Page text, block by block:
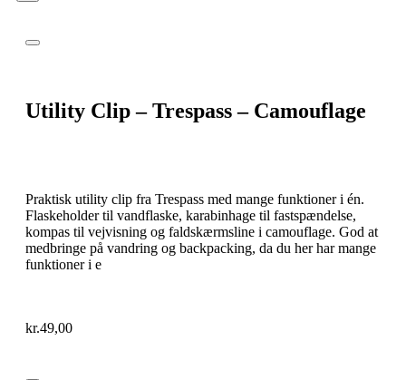
Utility Clip – Trespass – Camouflage
Praktisk utility clip fra Trespass med mange funktioner i én.
Flaskeholder til vandflaske, karabinhage til fastspændelse,
kompas til vejvisning og faldskærmsline i camouflage. God at
medbringe på vandring og backpacking, da du her har mange
funktioner i e
kr.49,00